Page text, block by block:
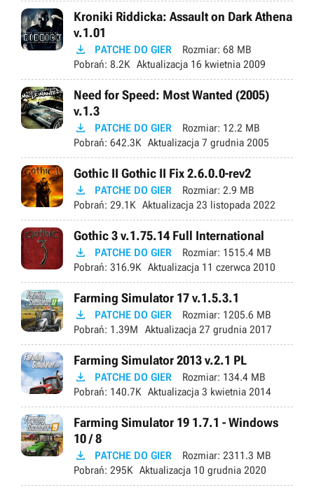
Kroniki Riddicka: Assault on Dark Athena
v.1.01
 PATCHE DO GIER Rozmiar: 68 MB
Pobrań: 8.2K Aktualizacja 16 kwietnia 2009
Need for Speed: Most Wanted (2005)
v.1.3
 PATCHE DO GIER Rozmiar: 12.2 MB
Pobrań: 642.3K Aktualizacja 7 grudnia 2005
Gothic II Gothic II Fix 2.6.0.0-rev2
 PATCHE DO GIER Rozmiar: 2.9 MB
Pobrań: 29.1K Aktualizacja 23 listopada 2022
Gothic 3 v.1.75.14 Full International
 PATCHE DO GIER Rozmiar: 1515.4 MB
Pobrań: 316.9K Aktualizacja 11 czerwca 2010
Farming Simulator 17 v.1.5.3.1
 PATCHE DO GIER Rozmiar: 1205.6 MB
Pobrań: 1.39M Aktualizacja 27 grudnia 2017
Farming Simulator 2013 v.2.1 PL
 PATCHE DO GIER Rozmiar: 134.4 MB
Pobrań: 140.7K Aktualizacja 3 kwietnia 2014
Farming Simulator 19 1.7.1 - Windows
10 / 8
 PATCHE DO GIER Rozmiar: 2311.3 MB
Pobrań: 295K Aktualizacja 10 grudnia 2020